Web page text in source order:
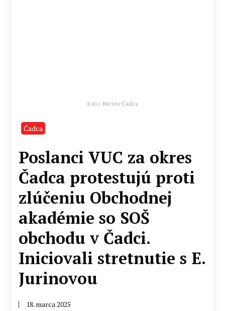
Foto: Mesto Čadca
Čadca
Poslanci VUC za okres
Čadca protestujú proti
zlúčeniu Obchodnej
akadémie so SOŠ
obchodu v Čadci.
Iniciovali stretnutie s E.
Jurinovou
18. marca 2025